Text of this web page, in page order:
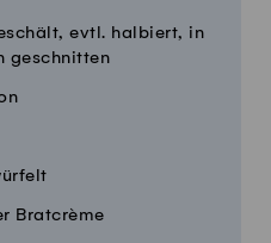
evtl. halbiert, in
geschnitten
Bratcrème